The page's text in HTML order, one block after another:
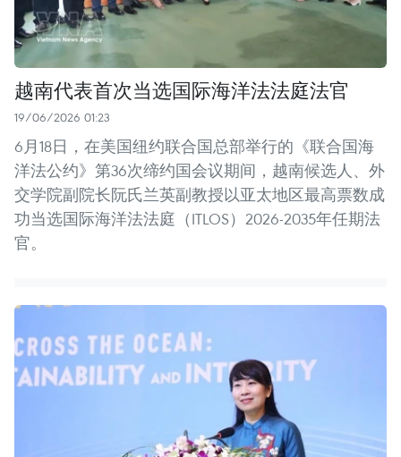
越南代表首次当选国际海洋法法庭法官
19/06/2026 01:23
6月18日，在美国纽约联合国总部举行的《联合国海
洋法公约》第36次缔约国会议期间，越南候选人、外
交学院副院长阮氏兰英副教授以亚太地区最高票数成
功当选国际海洋法法庭（ITLOS）2026-2035年任期法
官。